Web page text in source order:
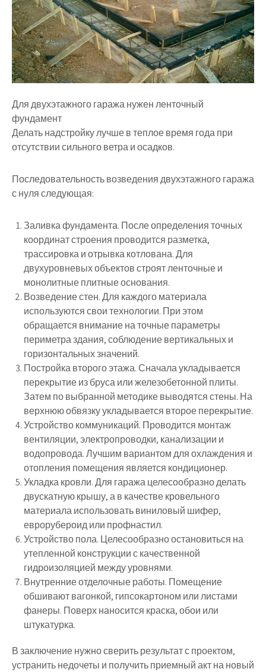
Для двухэтажного гаража нужен ленточный
фундамент
Делать надстройку лучше в теплое время года при
отсутствии сильного ветра и осадков.
Последовательность возведения двухэтажного гаража
с нуля следующая:
Заливка фундамента. После определения точных
координат строения проводится разметка,
трассировка и отрывка котлована. Для
двухуровневых объектов строят ленточные и
монолитные плитные основания.
Возведение стен. Для каждого материала
используются свои технологии. При этом
обращается внимание на точные параметры
периметра здания, соблюдение вертикальных и
горизонтальных значений.
Постройка второго этажа. Сначала укладывается
перекрытие из бруса или железобетонной плиты.
Затем по выбранной методике выводятся стены. На
верхнюю обвязку укладывается второе перекрытие.
Устройство коммуникаций. Проводится монтаж
вентиляции, электропроводки, канализации и
водопровода. Лучшим вариантом для охлаждения и
отопления помещения является кондиционер.
Укладка кровли. Для гаража целесообразно делать
двускатную крышу, а в качестве кровельного
материала использовать виниловый шифер,
еврорубероид или профнастил.
Устройство пола. Целесообразно остановиться на
утепленной конструкции с качественной
гидроизоляцией между уровнями.
Внутренние отделочные работы. Помещение
обшивают вагонкой, гипсокартоном или листами
фанеры. Поверх наносится краска, обои или
штукатурка.
В заключение нужно сверить результат с проектом,
устранить недочеты и получить приемный акт на новый